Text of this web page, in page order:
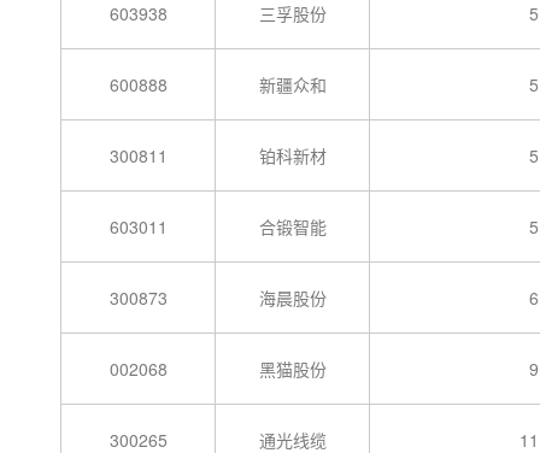
603938 三孚股份 5
600888 新疆众和 5
300811 铂科新材 5
603011 合锻智能 5
300873 海晨股份 6
002068 黑猫股份 9
300265 通光线缆 11